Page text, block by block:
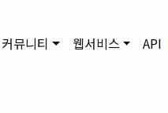
커뮤니티 웹서비스 API